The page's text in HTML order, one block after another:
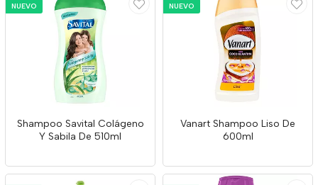
NUEVO
Shampoo Savital Colágeno
Y Sabila De 510ml
NUEVO
Vanart Shampoo Liso De
600ml